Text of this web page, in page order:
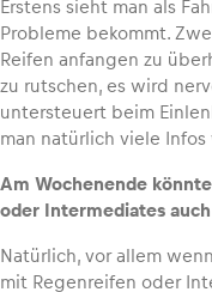
Erstens sieht man als
Probleme bekommt.
Reifen anfangen zu
zu rutschen, es wird
untersteuert beim
man natürlich viele Infos
Am Wochenende
oder Intermediates
Natürlich, vor allem
mit Regenreifen oder